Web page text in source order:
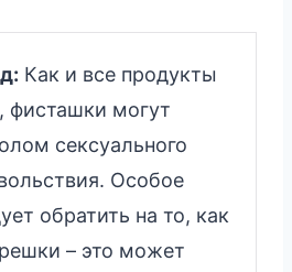
Как и все продукты
фисташки могут
сексуального
Особое
обратить на то, как
– это может